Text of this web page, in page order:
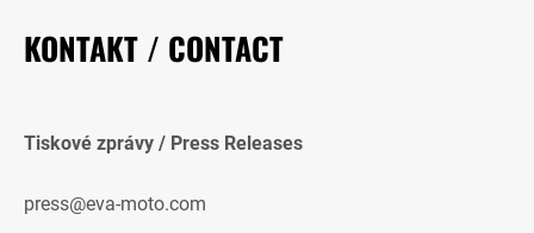
KONTAKT / CONTACT
Tiskové zprávy / Press Releases
press@eva-moto.com